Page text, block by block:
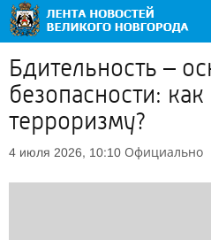
Бдительность –
безопасности:
терроризму?
4 июля 2026, 10:10 Официально